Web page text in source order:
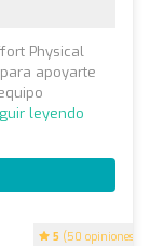
5 (50 opiniones)
Physical
apoyarte
leyendo